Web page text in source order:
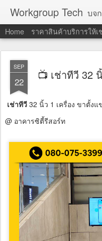
Workgroup Tech บจก.เวิร์คกรุ๊ป เท
Home ราคาสินค้าบริการให้เ
SEP
22 📺 เช่าทีวี 32
เช่าทีวี 32 นิ้ว 1 เครื่อง ขาตั้งแ
@ อาคารซิตี้รีสอร์ท